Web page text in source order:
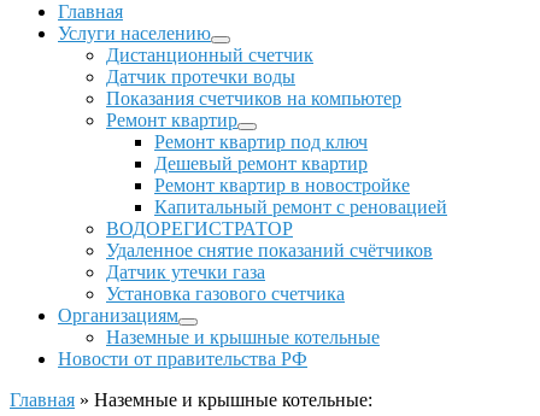
Главная
Услуги населению
Дистанционный счетчик
Датчик протечки воды
Показания счетчиков на компьютер
Ремонт квартир
Ремонт квартир под ключ
Дешевый ремонт квартир
Ремонт квартир в новостройке
Капитальный ремонт с реновацией
ВОДОРЕГИСТРАТОР
Удаленное снятие показаний счётчиков
Датчик утечки газа
Установка газового счетчика
Организациям
Наземные и крышные котельные
Новости от правительства РФ
Главная » Наземные и крышные котельные: